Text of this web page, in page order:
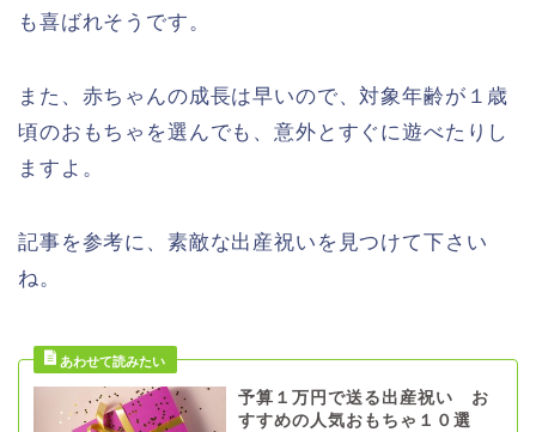
も喜ばれそうです。
また、赤ちゃんの成長は早いので、対象年齢が１歳
頃のおもちゃを選んでも、意外とすぐに遊べたりし
ますよ。
記事を参考に、素敵な出産祝いを見つけて下さい
ね。
予算１万円で送る出産祝い お
すすめの人気おもちゃ１０選